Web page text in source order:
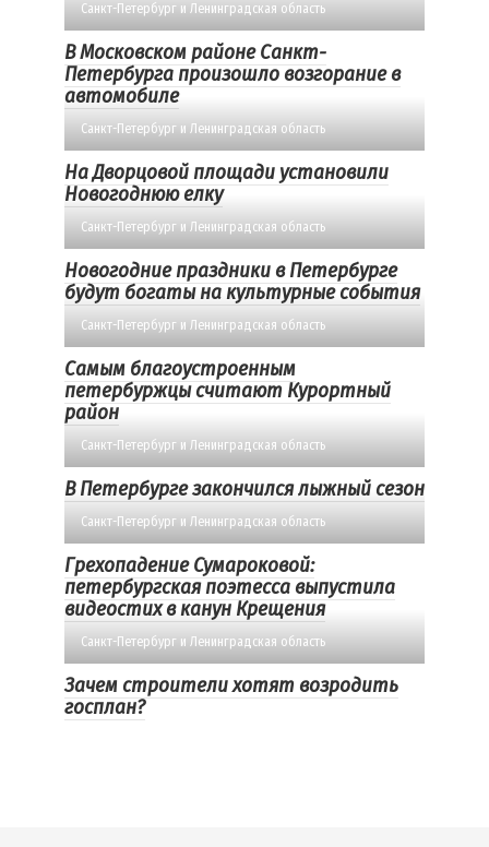
Санкт-Петербург и Ленинградская область
В Московском районе Санкт-
Петербурга произошло возгорание в
автомобиле
Санкт-Петербург и Ленинградская область
На Дворцовой площади установили
Новогоднюю елку
Санкт-Петербург и Ленинградская область
Новогодние праздники в Петербурге
будут богаты на культурные события
Санкт-Петербург и Ленинградская область
Самым благоустроенным
петербуржцы считают Курортный
район
Санкт-Петербург и Ленинградская область
В Петербурге закончился лыжный сезон
Санкт-Петербург и Ленинградская область
Грехопадение Сумароковой:
петербургская поэтесса выпустила
видеостих в канун Крещения
Санкт-Петербург и Ленинградская область
Зачем строители хотят возродить
госплан?